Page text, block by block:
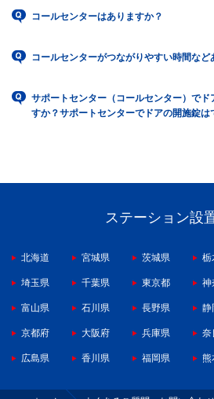
コールセンターはありますか？
コールセンターがつながりやすい時間など
サポートセンター（コールセンター）でド
すか？サポートセンターでドアの開施錠は
ステーション設
北海道 宮城県 茨城県 栃
埼玉県 千葉県 東京都 神
富山県 石川県 長野県 静
京都府 大阪府 兵庫県 奈
広島県 香川県 福岡県 熊